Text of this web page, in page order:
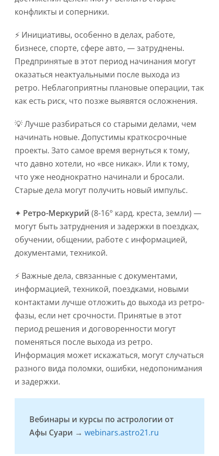
конфликты и соперники.
⚡ Инициативы, особенно в делах, работе,
бизнесе, спорте, сфере авто, — затруднены.
Предпринятые в этот период начинания могут
оказаться неактуальными после выхода из
ретро. Неблагоприятны плановые операции, так
как есть риск, что позже выявятся осложнения.
💡 Лучше разбираться со старыми делами, чем
начинать новые. Допустимы краткосрочные
проекты. Зато самое время вернуться к тому,
что давно хотели, но «все никак». Или к тому,
что уже неоднократно начинали и бросали.
Старые дела могут получить новый импульс.
✦ Ретро-Меркурий (8-16° кард. креста, земли) —
могут быть затруднения и задержки в поездках,
обучении, общении, работе с информацией,
документами, техникой.
⚡ Важные дела, связанные с документами,
информацией, техникой, поездками, новыми
контактами лучше отложить до выхода из ретро-
фазы, если нет срочности. Принятые в этот
период решения и договоренности могут
поменяться после выхода из ретро.
Информация может искажаться, могут случаться
разного вида поломки, ошибки, недопонимания
и задержки.
Вебинары и курсы по астрологии от
Афы Суари → webinars.astro21.ru